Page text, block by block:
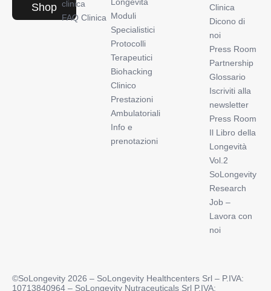
Shop clinica
FAQ Clinica
Longevità
Moduli
Specialistici
Protocolli
Terapeutici
Biohacking
Clinico
Prestazioni
Ambulatoriali
Info e
prenotazioni
Clinica
Dicono di
noi
Press Room
Partnership
Glossario
Iscriviti alla
newsletter
Press Room
Il Libro della
Longevità
Vol.2
SoLongevity
Research
Job –
Lavora con
noi
©SoLongevity 2026 – SoLongevity Healthcenters Srl – P.IVA:
10713840964 – SoLongevity Nutraceuticals Srl P.IVA: